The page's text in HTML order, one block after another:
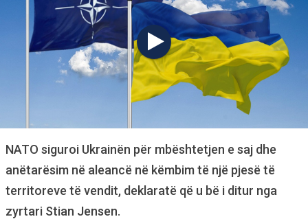
NATO siguroi Ukrainën për mbështetjen e saj dhe
anëtarësim në aleancë në këmbim të një pjesë të
territoreve të vendit, deklaratë që u bë i ditur nga
zyrtari Stian Jensen.